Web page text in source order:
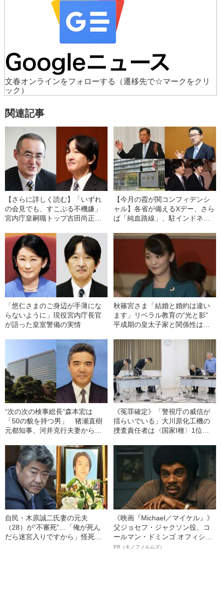
文春オンラインをフォローする
（遷移先で☆マークをクリ
ック）
関連記事
【さらに詳しく読む】「いずれ
の会見でも、すこぶる不機嫌」
宮内庁皇嗣職トップ吉田尚正
の変化
【今月の霞が関コンフィデンシ
ャル】各省が備えるXデー、さら
ば「純血路線」、駐インドネシ
「悠仁さまのご身辺が手薄にな
らないように」現役宮内庁長官
が語った皇室警備の実情
秋篠宮さま「結婚と婚約は違い
ます」リベラル教育の“光と影”
平成期の皇太子家と関係性はな
“次の次の検事総長”森本宏は
「50の貌を持つ男」 猪瀬直樹
元都知事、河井克行夫妻からカ
で……
《冤罪確定》「警視庁の威信が
揺らいでいる」大川原化工機の
捜査責任者は〈国家I種〉1位合
自民・木原誠二氏妻の元夫
（28）が“不審死”…「俺が死ん
だら迷宮入りですから」怪死現
《映画『Michael／マイケル』》
父ジョセフ・ジャクソン役、コ
ールマン・ドミンゴ オフィシャ
ルインタビュー“観客を魅了した
PR（キノフィルムズ）